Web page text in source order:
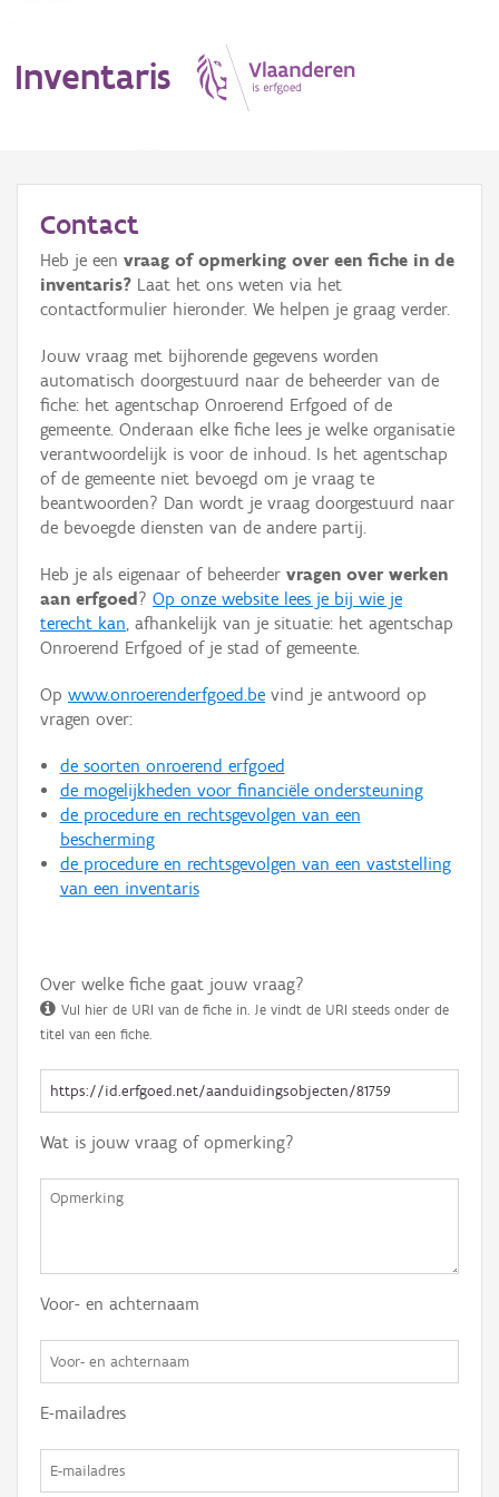
Inventaris
Erfgoedobject
Aanduidingsobject
Waarneming
Thema
Gebeurtenis
Persoon of collectief
Hergebruik
Aanmelden
Contact
Heb je een vraag of opmerking over een fiche in de
inventaris? Laat het ons weten via het
contactformulier hieronder. We helpen je graag verder.
Jouw vraag met bijhorende gegevens worden
automatisch doorgestuurd naar de beheerder van de
fiche: het agentschap Onroerend Erfgoed of de
gemeente. Onderaan elke fiche lees je welke organisatie
verantwoordelijk is voor de inhoud. Is het agentschap
of de gemeente niet bevoegd om je vraag te
beantwoorden? Dan wordt je vraag doorgestuurd naar
de bevoegde diensten van de andere partij.
Heb je als eigenaar of beheerder vragen over werken
aan erfgoed ? Op onze website lees je bij wie je
terecht kan, afhankelijk van je situatie: het agentschap
Onroerend Erfgoed of je stad of gemeente.
Op www.onroerenderfgoed.be vind je antwoord op
vragen over:
de soorten onroerend erfgoed
de mogelijkheden voor financiële ondersteuning
de procedure en rechtsgevolgen van een
bescherming
de procedure en rechtsgevolgen van een vaststelling
van een inventaris
Over welke fiche gaat jouw vraag?
Vul hier de URI van de fiche in. Je vindt de URI steeds onder de
titel van een fiche.
Wat is jouw vraag of opmerking?
Voor- en achternaam
E-mailadres